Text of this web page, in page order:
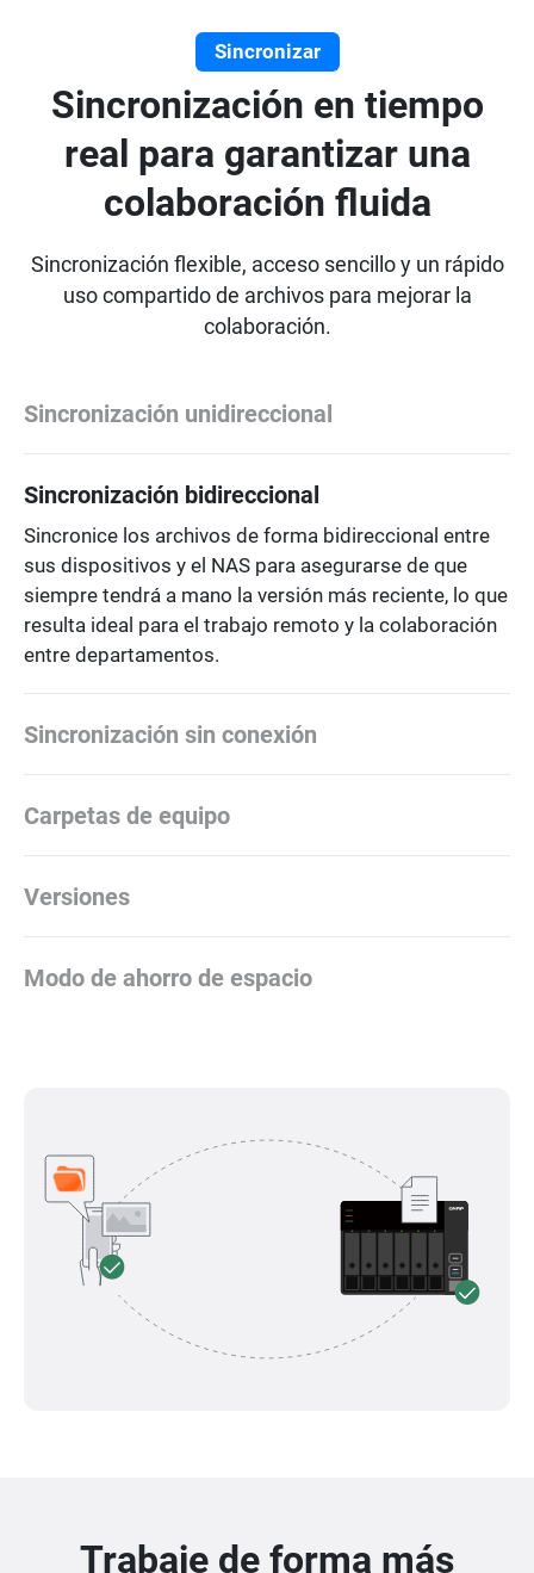
Sincronizar
Sincronización en tiempo
real para garantizar una
colaboración fluida
Sincronización flexible, acceso sencillo y un rápido
uso compartido de archivos para mejorar la
colaboración.
Sincronización unidireccional
Sincronización bidireccional
Sincronice los archivos de forma bidireccional entre
sus dispositivos y el NAS para asegurarse de que
siempre tendrá a mano la versión más reciente, lo que
resulta ideal para el trabajo remoto y la colaboración
entre departamentos.
Sincronización sin conexión
Carpetas de equipo
Versiones
Modo de ahorro de espacio
Trabaje de forma más